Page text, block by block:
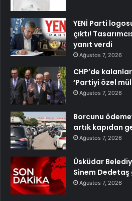
YENİ Parti
çıktı!
yanıt verdi
Ağustos 7, 2026
CHP’de
‘Partiyi özel
Ağustos 7, 2026
Borcunu
artık kapıdan
Ağustos 7, 2026
Üsküdar
Sinem
Ağustos 7, 2026